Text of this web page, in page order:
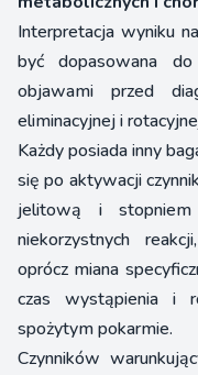
Interpretacja wyniku
być dopasowana
objawami przed
eliminacyjnej i
Każdy posiada inny
się po aktywacji
jelitową i stopniem
niekorzystnych
oprócz miana
czas wystąpienia i
spożytym pokarmie.
Czynników